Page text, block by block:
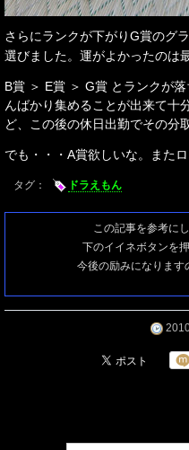
さらにランクが下がりG賞のグ
選びました。運がよかったのは
B賞 ＞ E賞 ＞ G賞 とランクが
んばかり集めることが出来て十
ど、この後の休日出勤でその分
でも・・・A賞欲しいな。また
タグ： ドラえもん
この記事を参考に
下のイイネボタンを
今後の励みになります